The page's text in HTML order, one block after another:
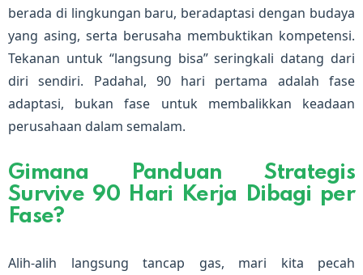
berada di lingkungan baru, beradaptasi dengan budaya
yang asing, serta berusaha membuktikan kompetensi.
Tekanan untuk “langsung bisa” seringkali datang dari
diri sendiri. Padahal, 90 hari pertama adalah fase
adaptasi, bukan fase untuk membalikkan keadaan
perusahaan dalam semalam.
Gimana Panduan Strategis
Survive 90 Hari Kerja Dibagi per
Fase?
Alih-alih langsung tancap gas, mari kita pecah